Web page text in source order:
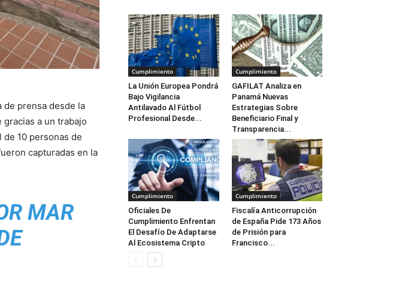
de prensa desde la
gracias a un trabajo
10 personas de
capturadas en la
MAR
Cumplimiento
La Unión Europea Pondrá
Bajo Vigilancia
Antilavado Al Fútbol
Profesional Desde...
Cumplimiento
GAFILAT Analiza en
Panamá Nuevas
Estrategias Sobre
Beneficiario Final y
Transparencia...
Cumplimiento
Oficiales De
Cumplimiento Enfrentan
El Desafío De Adaptarse
Al Ecosistema Cripto
Cumplimiento
Fiscalía Anticorrupción
de España Pide 173 Años
de Prisión para
Francisco...